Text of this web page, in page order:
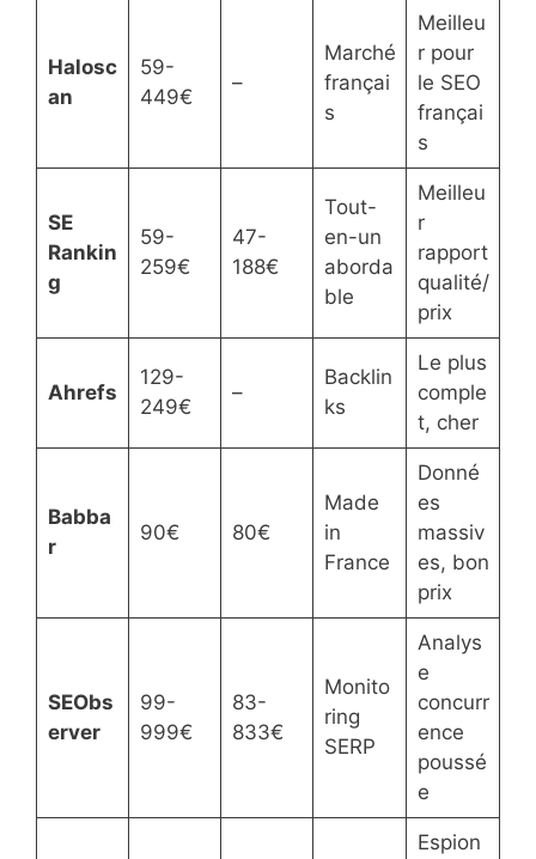
Halosc
an
59-
449€
–
Marché
françai
s
Meilleu
r pour
le SEO
françai
s
SE
Rankin
g
59-
259€
47-
188€
Tout-
en-un
aborda
ble
Meilleu
r
rapport
qualité/
prix
Ahrefs
129-
249€
–
Backlin
ks
Le plus
comple
t, cher
Babba
r
90€ 80€
Made
in
France
Donné
es
massiv
es, bon
prix
SEObs
erver
99-
999€
83-
833€
Monito
ring
SERP
Analys
e
concurr
ence
poussé
e
Espion